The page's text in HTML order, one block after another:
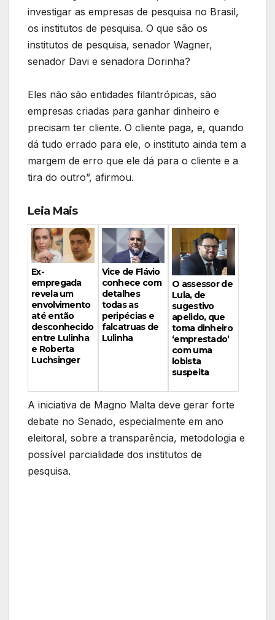
investigar as empresas de pesquisa no Brasil,
os institutos de pesquisa. O que são os
institutos de pesquisa, senador Wagner,
senador Davi e senadora Dorinha?
Eles não são entidades filantrópicas, são
empresas criadas para ganhar dinheiro e
precisam ter cliente. O cliente paga, e, quando
dá tudo errado para ele, o instituto ainda tem a
margem de erro que ele dá para o cliente e a
tira do outro”, afirmou.
Leia Mais
Ex-
empregada
revela um
envolvimento
até então
desconhecido
entre Lulinha
e Roberta
Luchsinger
Vice de Flávio
conhece com
detalhes
todas as
peripécias e
falcatruas de
Lulinha
O assessor de
Lula, de
sugestivo
apelido, que
toma dinheiro
‘emprestado’
com uma
lobista
suspeita
A iniciativa de Magno Malta deve gerar forte
debate no Senado, especialmente em ano
eleitoral, sobre a transparência, metodologia e
possível parcialidade dos institutos de
pesquisa.